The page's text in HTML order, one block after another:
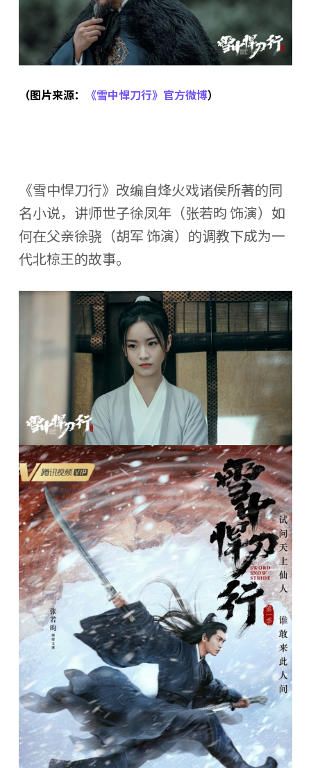
（图片来源： 《雪中悍刀行》官方微博）
《雪中悍刀行》改编自烽火戏诸侯所著的同
名小说，讲师世子徐凤年（张若昀 饰演）如
何在父亲徐骁（胡军 饰演）的调教下成为一
代北椋王的故事。